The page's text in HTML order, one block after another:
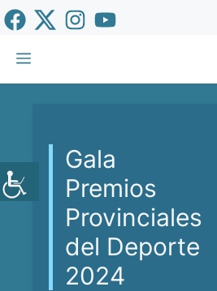
Vés
al
contingut
Menu
Gala
Premios
Provinciales
del Deporte
2024